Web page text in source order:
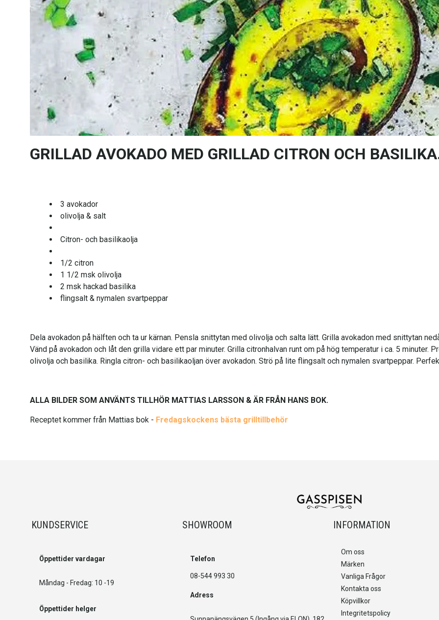
GRILLAD AVOKADO MED GRILLAD CITRON OCH
3 avokador
olivolja & salt
Citron- och basilikaolja
1/2 citron
1 1/2 msk olivolja
2 msk hackad basilika
flingsalt & nymalen svartpeppar
Dela avokadon på hälften och ta ur kärnan. Pensla snittytan med olivolja och salta lätt. Grilla avokadon med snittytan
Vänd på avokadon och låt den grilla vidare ett par minuter. Grilla citronhalvan runt om på hög temperatur i ca. 5 minuter.
olivolja och basilika. Ringla citron- och basilikaoljan över avokadon. Strö på lite flingsalt och nymalen svartpeppar.
ALLA BILDER SOM ANVÄNTS TILLHÖR MATTIAS LARSSON & ÄR FRÅN HANS BOK.
Receptet kommer från Mattias bok - Fredagskockens bästa grilltillbehör
KUNDSERVICE
Öppettider vardagar
Måndag - Fredag: 10 -19
Öppettider helger
SHOWROOM
Telefon
08-544 993 30
Adress
INFORMATION
Om oss
Märken
Vanliga Frågor
Kontakta oss
Köpvillkor
Integritetspolicy